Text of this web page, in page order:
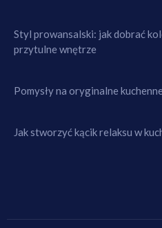
Styl prowansalski: jak dobrać
przytulne wnętrze
Pomysły na oryginalne
Jak stworzyć kącik relaksu w